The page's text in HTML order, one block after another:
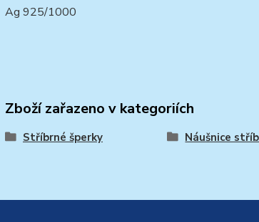
Ag 925/1000
Zboží zařazeno v kategoriích
Stříbrné šperky Náušnice